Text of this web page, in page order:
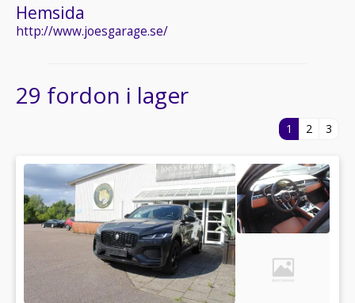
Hemsida
http://www.joesgarage.se/
29 fordon i lager
1 2 3